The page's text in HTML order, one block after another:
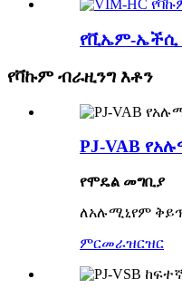
የቪኤም-ኤችሲ
የቫኩም ብራዚንግ እቶን
PJ-VAB
የሞዴል መግቢያ
ለአሉሚኒየም
ምርመራዝርዝር